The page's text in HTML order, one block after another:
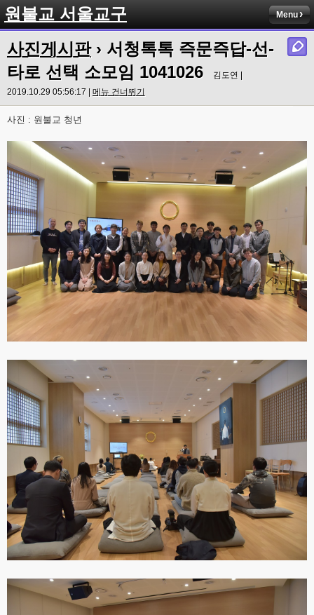
원불교 서울교구 Menu
사진게시판› 서청톡톡 즉문즉답-선-
타로 선택 소모임 1041026
김도연 |
2019.10.29 05:56:17 | 메뉴 건너뛰기
사진 : 원불교 청년